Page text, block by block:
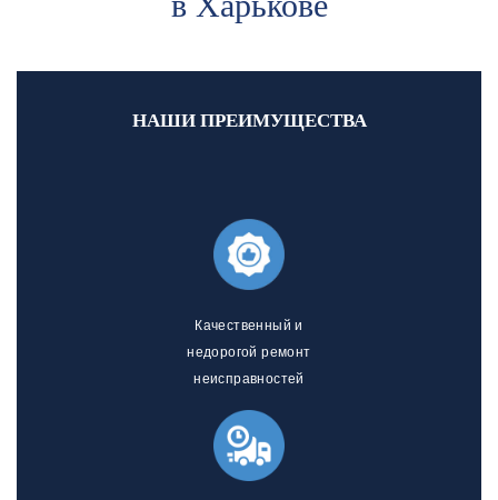
НАШИ ПРЕИМУЩЕСТВА
Качественный и
недорогой ремонт
неисправностей